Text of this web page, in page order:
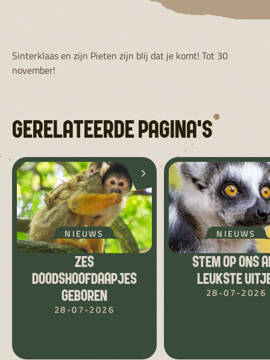
Sinterklaas en zijn Pieten zijn blij dat je komt! Tot 30
november!
GERELATEERDE PAGINA'S
NIEUWS
ZES
DOODSHOOFDAAPJES
GEBOREN
28-07-2026
NIEUWS
STEM OP ONS
LEUKSTE
28-07-2026